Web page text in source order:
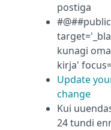
postiga
kunagi
kirja'
Update
change
Kui
24 tundi